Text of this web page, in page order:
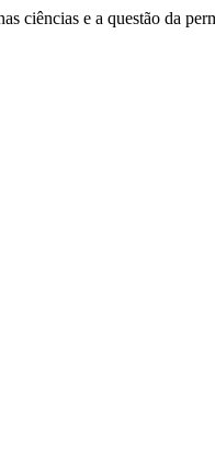
e a questão da